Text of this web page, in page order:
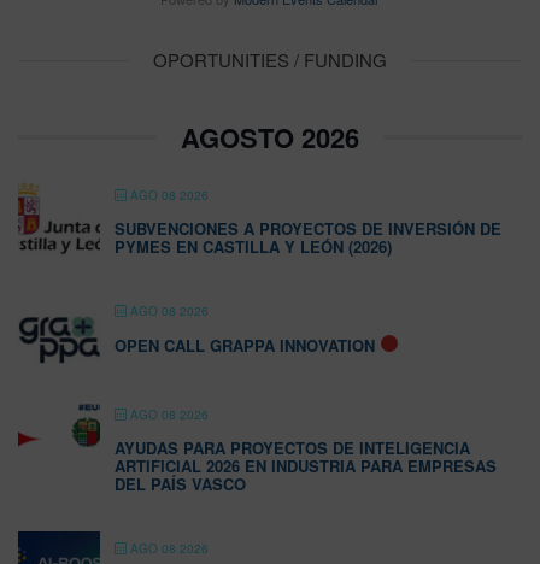
OPORTUNITIES / FUNDING
AGOSTO 2026
AGO 08 2026
SUBVENCIONES A PROYECTOS DE INVERSIÓN DE
PYMES EN CASTILLA Y LEÓN (2026)
AGO 08 2026
OPEN CALL GRAPPA INNOVATION
AGO 08 2026
AYUDAS PARA PROYECTOS DE INTELIGENCIA
ARTIFICIAL 2026 EN INDUSTRIA PARA EMPRESAS
DEL PAÍS VASCO
AGO 08 2026